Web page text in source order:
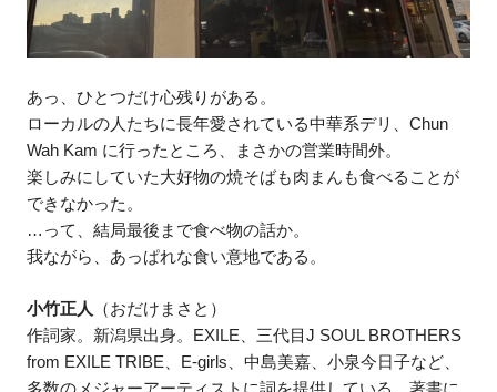
あっ、ひとつだけ心残りがある。
ローカルの人たちに長年愛されている中華系デリ、Chun
Wah Kam に行ったところ、まさかの営業時間外。
楽しみにしていた大好物の焼そばも肉まんも食べることが
できなかった。
…って、結局最後まで食べ物の話か。
我ながら、あっぱれな食い意地である。
小竹正人
（おだけまさと）
作詞家。新潟県出身。EXILE、三代目J SOUL BROTHERS
from EXILE TRIBE、E-girls、中島美嘉、小泉今日子など、